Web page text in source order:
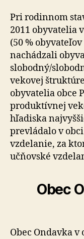
Pri rodinnom
2011 obyvatelia
(50 %
nachádzali
slobodný/
vekovej
obyvatelia obce
produktívnej
hľadiska
prevládalo v
vzdelanie, za
učňovské
Obec
Obec Ondavka